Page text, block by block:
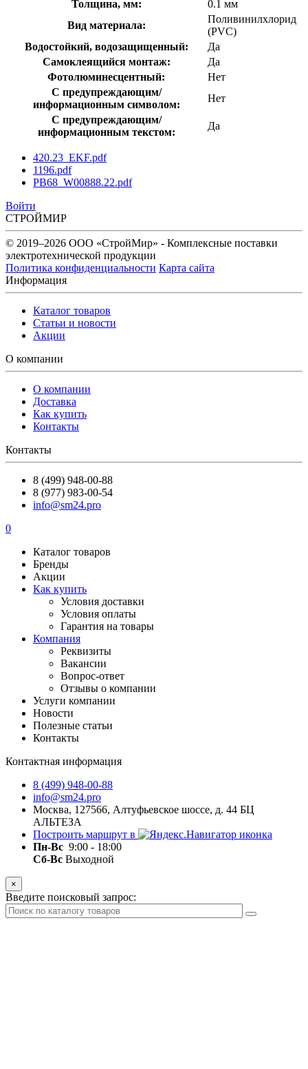
Толщина, мм:
0.1 мм
Вид материала:
Поливинилхлорид
(PVC)
Водостойкий, водозащищенный:
Да
Самоклеящийся монтаж:
Да
Фотолюминесцентный:
Нет
С предупреждающим/
информационным символом:
Нет
С предупреждающим/
информационным текстом:
Да
420.23_EKF.pdf
1196.pdf
PB68_W00888.22.pdf
Войти
СТРОЙМИР
© 2019–2026 ООО «СтройМир» - Комплексные поставки
электротехнической продукции
Политика конфиденциальности Карта сайта
Информация
Каталог товаров
Статьи и новости
Акции
О компании
О компании
Доставка
Как купить
Контакты
Контакты
8 (499) 948-00-88
8 (977) 983-00-54
info@sm24.pro
0
Каталог товаров
Бренды
Акции
Как купить
Условия доставки
Условия оплаты
Гарантия на товары
Компания
Реквизиты
Вакансии
Вопрос-ответ
Отзывы о компании
Услуги компании
Новости
Полезные статьи
Контакты
Контактная информация
8 (499) 948-00-88
info@sm24.pro
Москва, 127566, Алтуфьевское шоссе, д. 44 БЦ
АЛЬТЕЗА
Построить маршрут в
Пн-Вс 9:00 - 18:00
Сб-Вс Выходной
×
Введите поисковый запрос: